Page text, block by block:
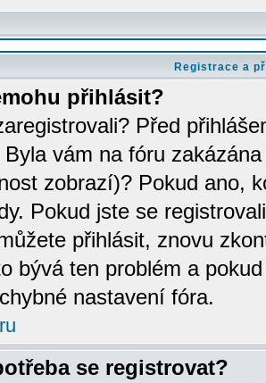
Registrace a
přihlásit?
Před
vám na fóru
zobrazí)? Pokud ano,
Pokud jste se
přihlásit, znovu
bývá ten problém a
nastavení fóra.
se registrovat?